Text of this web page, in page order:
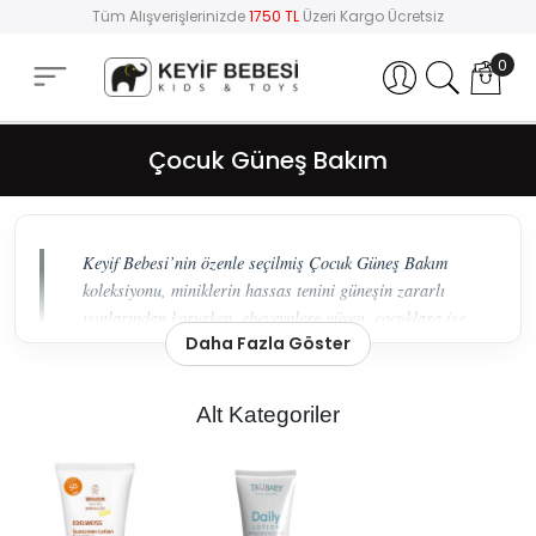
Tüm Alışverişlerinizde1750 TL Üzeri Kargo Ücretsiz
Hesabım 0
Çocuk Güneş Bakım
Keyif Bebesi’nin özenle seçilmiş Çocuk Güneş Bakım
koleksiyonu, miniklerin hassas tenini güneşin zararlı
ışınlarından korurken, ebeveynlere güven, çocuklara ise
konfor sunan bir yaşam tarzı seçkisi sunuyor.
Bakımında Seçkin Dokunuşlar
standartlarda korumayı da beraberinde getirmelidir. Keyif
Bebesi olarak, sadece birer kozmetik ürünü değil; içerik
Daha Fazla Göster
Alt Kategoriler